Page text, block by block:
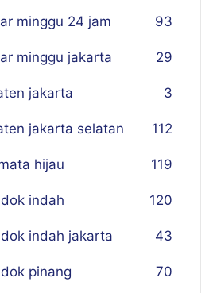
minggu 24 jam 93
minggu jakarta 29
jakarta 3
jakarta selatan 112
hijau 119
indah 120
indah jakarta 43
pinang 70